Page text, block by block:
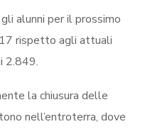
alunni per il prossimo
rispetto agli attuali
2.849.
la chiusura delle
nell’entroterra, dove